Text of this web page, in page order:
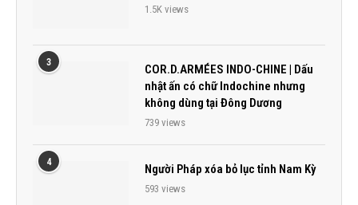
1.5K views
3
COR.D.ARMÉES INDO-CHINE | Dấu
nhật ấn có chữ Indochine nhưng
không dùng tại Đông Dương
739 views
4
Người Pháp xóa bỏ lục tỉnh Nam Kỳ
593 views